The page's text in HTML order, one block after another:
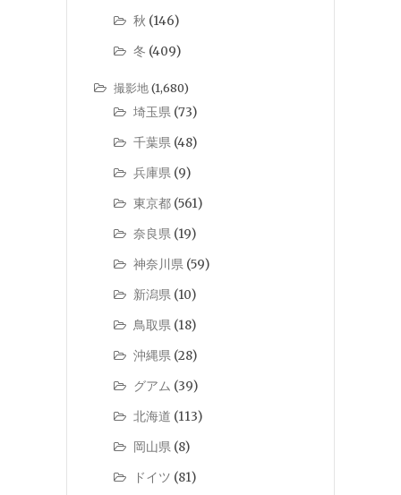
秋 (146)
冬 (409)
撮影地(1,680)
埼玉県 (73)
千葉県 (48)
兵庫県 (9)
東京都 (561)
奈良県 (19)
神奈川県 (59)
新潟県 (10)
鳥取県 (18)
沖縄県 (28)
グアム (39)
北海道 (113)
岡山県 (8)
ドイツ (81)